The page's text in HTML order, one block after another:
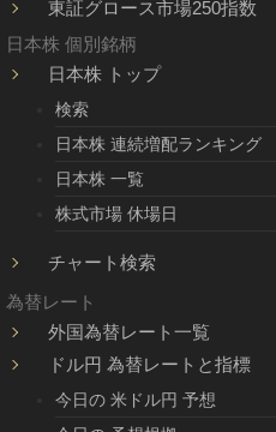
東証グロース市場250指数
日本株 個別銘柄
日本株 トップ
検索
日本株 連続増配ランキング
日本株 一覧
株式市場 休場日
チャート検索
為替レート
外国為替レート一覧
ドル円 為替レートと指標
今日の 米ドル円 予想